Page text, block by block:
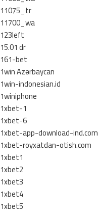
11075_tr
11700_wa
123left
15.01 dr
161-bet
1win Azərbaycan
1win-indonesian.id
1winiphone
1xbet-1
1xbet-6
1xbet-app-download-ind.com
1xbet-royxatdan-otish.com
1xbet1
1xbet2
1xbet3
1xbet4
1xbet5